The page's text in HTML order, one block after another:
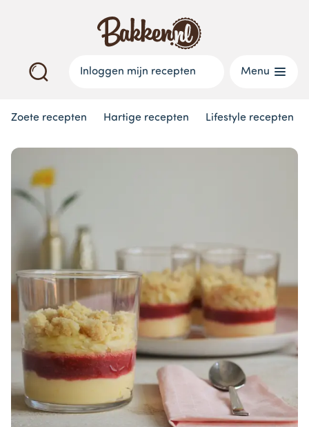
Inloggen mijn recepten Menu
Zoete recepten Hartige recepten Lifestyle recepten